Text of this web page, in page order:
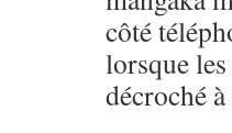
côté
lorsque
décroché